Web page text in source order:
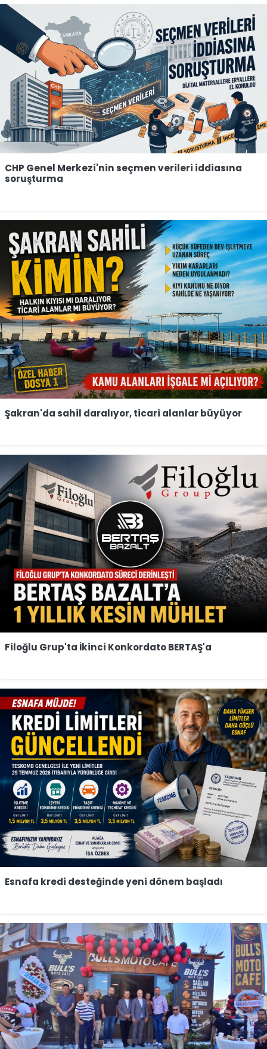
CHP Genel Merkezi'nin seçmen verileri iddiasına
soruşturma
Şakran'da sahil daralıyor, ticari alanlar büyüyor
Filoğlu Grup'ta İkinci Konkordato BERTAŞ'a
Esnafa kredi desteğinde yeni dönem başladı